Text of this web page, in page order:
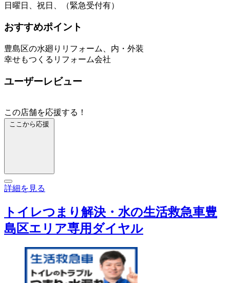
日曜日、祝日、（緊急受付有）
おすすめポイント
豊島区の水廻りリフォーム、内・外装
幸せもつくるリフォーム会社
ユーザーレビュー
この店舗を応援する！
ここから応援
詳細を見る
トイレつまり解決・水の生活救急車豊
島区エリア専用ダイヤル